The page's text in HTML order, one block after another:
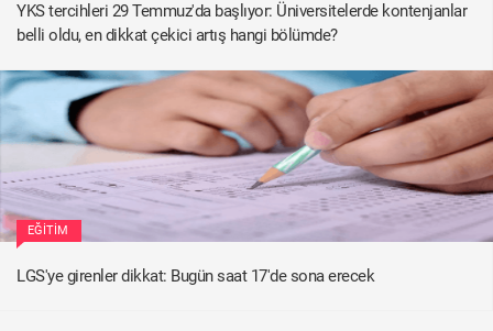
YKS tercihleri 29 Temmuz'da başlıyor: Üniversitelerde kontenjanlar
belli oldu, en dikkat çekici artış hangi bölümde?
EĞITIM
LGS'ye girenler dikkat: Bugün saat 17'de sona erecek